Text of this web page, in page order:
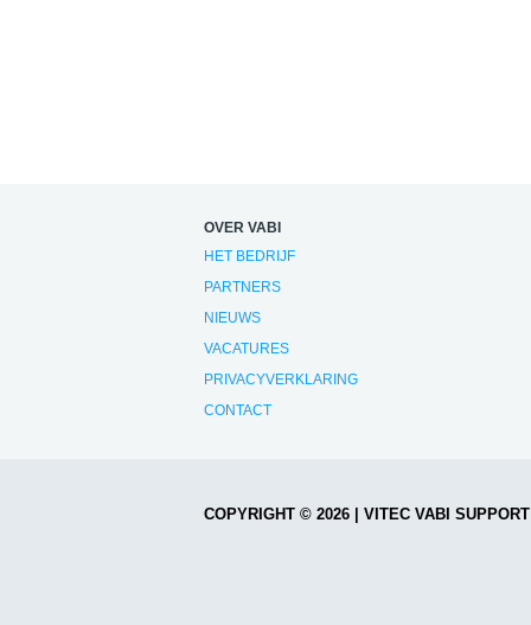
OVER VABI
HET BEDRIJF
PARTNERS
NIEUWS
VACATURES
PRIVACYVERKLARING
CONTACT
COPYRIGHT © 2026 | VITEC VABI